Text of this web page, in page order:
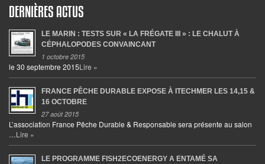
DERNIÈRES ACTUS
LE MARIN : TESTS SUR « LA FRÉGATE III » : LE CHALUT À
CÉPHALOPODES CONVAINCANT
1 octobre 2015
le 30 septembre 2015Lire »
FRANCE PÊCHE DURABLE EXPOSE À ITECHMER LES 14,15 &
16 OCTOBRE
27 août 2015
L’association France Pêche Durable & Responsable sera présente au salon
…Lire »
LE PROGRAMME FISH2ECOENERGY A ENTAMÉ SA